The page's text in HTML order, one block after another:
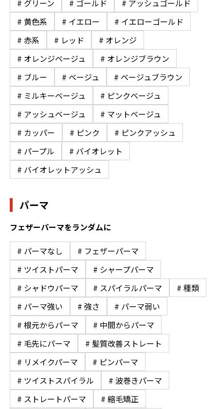
# グリーン # ゴールド
# アッシュゴールド
# 黄色系
# イエロー
# イエローゴールド
# 赤系
# レッド
# オレンジ
# オレンジベージュ
# オレンジブラウン
# ブルー
# ベージュ
# ベージュブラウン
# ミルキーベージュ
# ピンクベージュ
# アッシュベージュ
# マットベージュ
# カッパー
# ピンク
# ピンクアッシュ
# パープル
# バイオレット
# バイオレットアッシュ
パーマ
フェザーパーマをランダムに
# パーマなし
# フェザーパーマ
# ツイストパーマ
# シャープパーマ
# シャドウパーマ
# スパイラルパーマ
# 種類
# パーマ強い
# 強さ
# パーマ弱い
# 根元からパーマ
# 中間からパーマ
# 毛先にパーマ
# 髪質改善ストレート
# リメイクパーマ
# ピンパーマ
# ツイストスパイラル
# 波巻きパーマ
# ストレートパーマ
# 縮毛矯正